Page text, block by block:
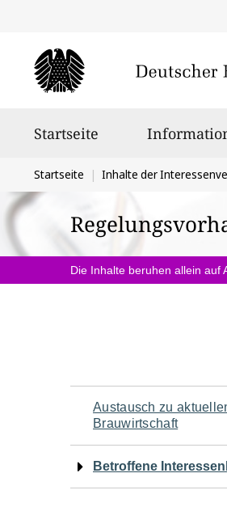
Startseite
Sie
befinden
sich
hier:
Startseite Inhalte der
Die Inhalte beruhen allein auf
Navigation
für
den
Austausch zu
Brauwirtschaft
Betroffene